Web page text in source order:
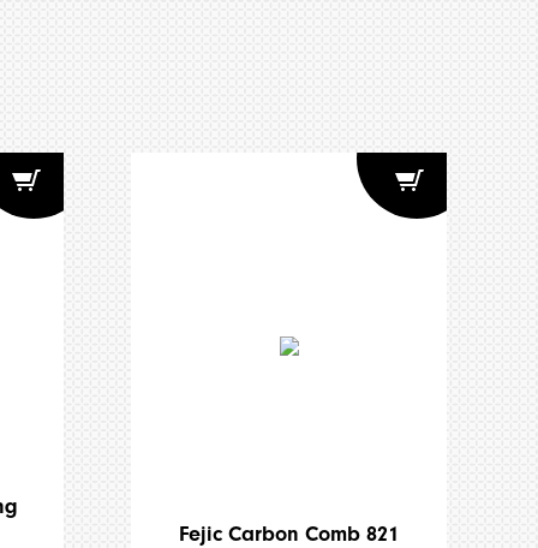
Fejic Carbon Comb 821